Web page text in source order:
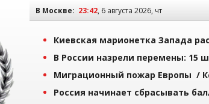
В Москве: 23:42, 6 августа 2026, чт
Киевская марионетка Запада
В России назрели перемены: 15
Миграционный пожар Европы /
Россия начинает сбрасывать